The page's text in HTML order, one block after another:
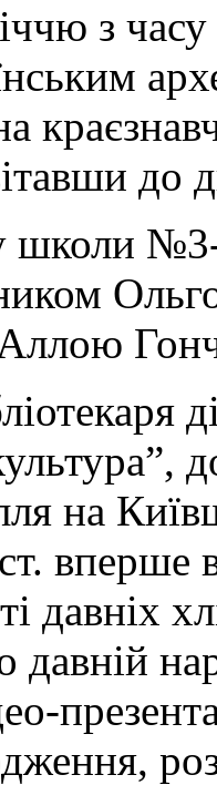
з часу
до
№3-
Аллою
на
вперше
давніх
давній